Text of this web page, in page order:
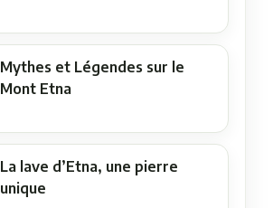
Mythes et Légendes sur le
Mont Etna
La lave d’Etna, une pierre
unique